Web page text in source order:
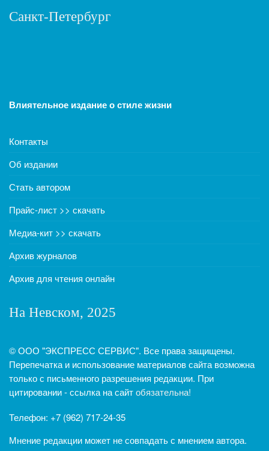
Санкт-Петербург
Влиятельное издание о стиле жизни
Контакты
Об издании
Стать автором
Прайс-лист >> скачать
Медиа-кит >> скачать
Архив журналов
Архив для чтения онлайн
На Невском, 2025
© ООО "ЭКСПРЕСС СЕРВИС". Все права защищены.
Перепечатка и использование материалов сайта возможна
только с письменного разрешения редакции. При
цитировании - ссылка на сайтобязательна!
Телефон: +7 (962) 717-24-35
Мнение редакции может не совпадать с мнением автора.